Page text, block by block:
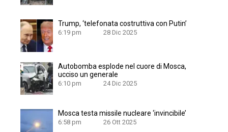
Trump, ‘telefonata costruttiva con Putin’
6:19 pm 28 Dic 2025
Autobomba esplode nel cuore di Mosca,
ucciso un generale
6:10 pm 24 Dic 2025
Mosca testa missile nucleare ‘invincibile’
6:58 pm 26 Ott 2025